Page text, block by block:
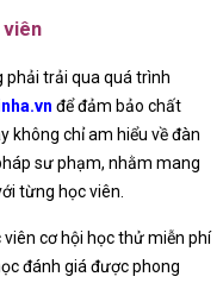
viên
phải trải qua quá trình
để đảm bảo chất
không chỉ am hiểu về đàn
sư phạm, nhằm mang
từng học viên.
cơ hội học thử miễn phí
đánh giá được phong